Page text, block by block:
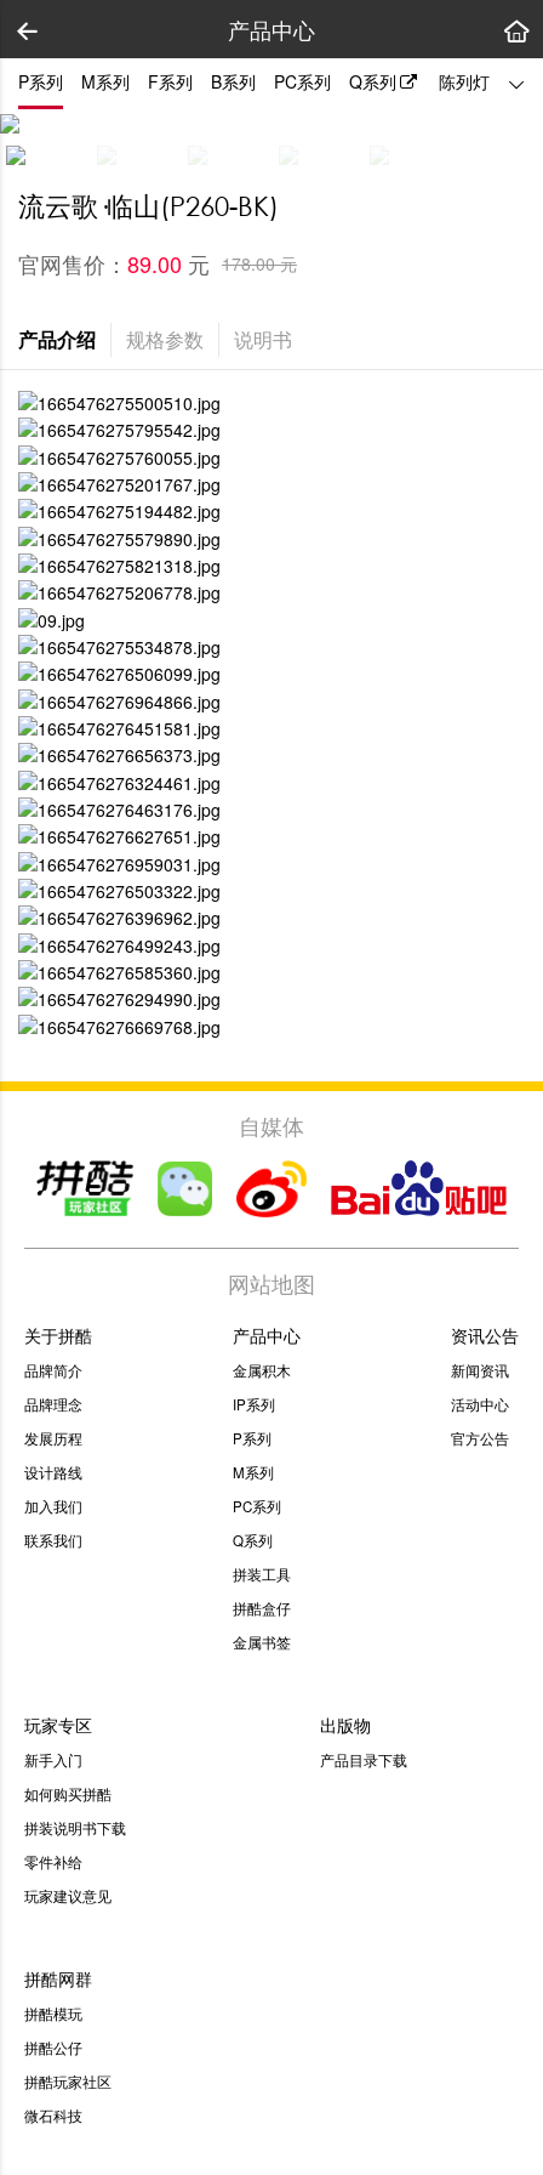
产品中心
P系列 M系列 F系列 B系列 PC系列 Q系列 陈列灯 拼
流云歌·临山(P260-BK)
官网售价： 89.00 元 178.00 元
产品介绍 规格参数 说明书
自媒体
网站地图
关于拼酷
品牌简介
品牌理念
发展历程
设计路线
加入我们
联系我们
产品中心
金属积木
IP系列
P系列
M系列
PC系列
Q系列
拼装工具
拼酷盒仔
金属书签
资讯公告
新闻资讯
活动中心
官方公告
玩家专区
新手入门
如何购买拼酷
拼装说明书下载
零件补给
玩家建议意见
出版物
产品目录下载
拼酷网群
拼酷模玩
拼酷公仔
拼酷玩家社区
微石科技